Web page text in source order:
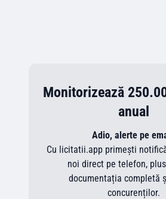
Monitorizează
anual
Adio, alerte pe
Cu licitatii.app primești
noi direct pe telefon,
documentația completă
concurenților.